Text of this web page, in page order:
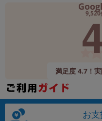
9,520
満足度 4.7！
お